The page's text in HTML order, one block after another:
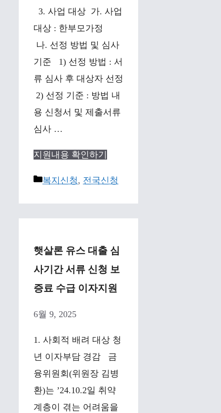
3. 사업 대상 가. 사업
대상 : 한부모가정
나. 선정 방법 및 심사
기준 1) 선정 방법 : 서
류 심사 후 대상자 선정
2) 선정 기준 : 방법 내
용 신청서 및 제출서류
심사 …
지원내용 확인하기
Categories
복지신청, 전국신청
햇살론 유스 대출 심
사기간 서류 신청 보
증료 수급 이자지원
6월 9, 2025
1. 사회적 배려 대상 청
년 이자부담 경감 금
융위원회(위원장 김병
환)는 ’24.10.2일 취약
계층이 겪는 어려움을